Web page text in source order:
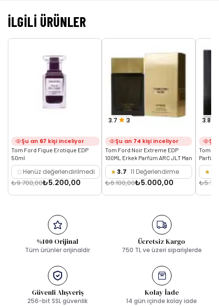
İLGILI ÜRÜNLER
Şu an 67 kişi inceliyor
Tom Ford Figue Erotique EDP
50ml
Henüz değerlendirilmedi
₺9.700,00₺5.200,00
3.7 3
Şu an 74 kişi inceliyor
Tom Ford Noir Extreme EDP
100ML Erkek Parfüm ARC JLT Man
3.7 11 Değerlendirme
₺6.100,00₺5.000,00
3.8
Şu
Tom
%100 Orijinal
Tüm ürünler orijinaldir
Ücretsiz Kargo
750 TL ve üzeri siparişlerde
Güvenli Alışveriş
256-bit SSL güvenlik
Kolay İade
14 gün içinde kolay iade